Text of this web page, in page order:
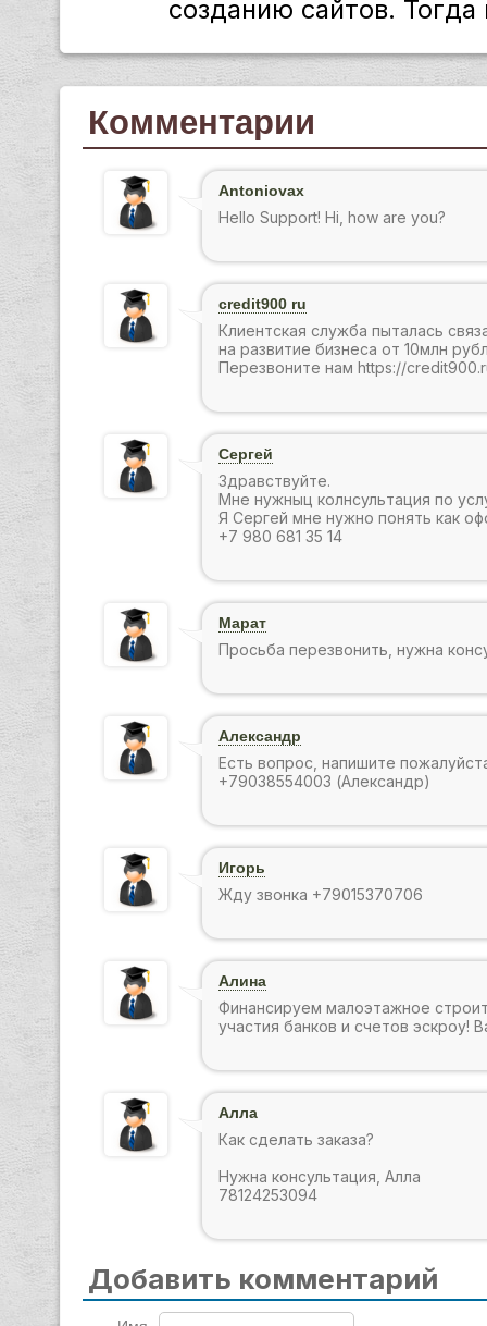
созданию сайтов. Тогда
Комментарии
Antoniovax
Hello Support! Hi, how are you?
credit900 ru
Клиентская служба пыталась
на развитие бизнеса от 10млн
Перезвоните нам https://
Сергей
Здравствуйте.
Мне нужныц колнсультация по
Я Сергей мне нужно понять как
+7 980 681 35 14
Марат
Просьба перезвонить, нужна
Александр
Есть вопрос, напишите
+79038554003 (Александр)
Игорь
Жду звонка +79015370706
Алина
Финансируем малоэтажное
участия банков и счетов
Алла
Как сделать заказа?
Нужна консультация, Алла
78124253094
Добавить комментарий